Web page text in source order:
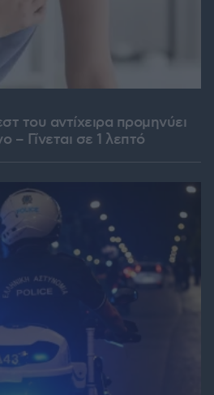
του αντίχειρα προμηνύει
– Γίνεται σε 1 λεπτό